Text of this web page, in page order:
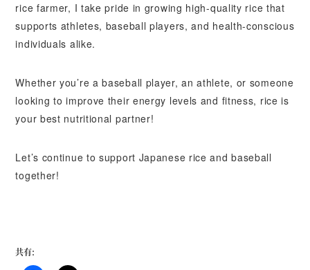
rice farmer, I take pride in growing high-quality rice that
supports athletes, baseball players, and health-conscious
individuals alike.
Whether you’re a baseball player, an athlete, or someone
looking to improve their energy levels and fitness, rice is
your best nutritional partner!
Let’s continue to support Japanese rice and baseball
together!
共有: